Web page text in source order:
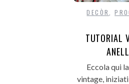
DECÒR ,
TUTORIAL
Eccola qui
vintage,